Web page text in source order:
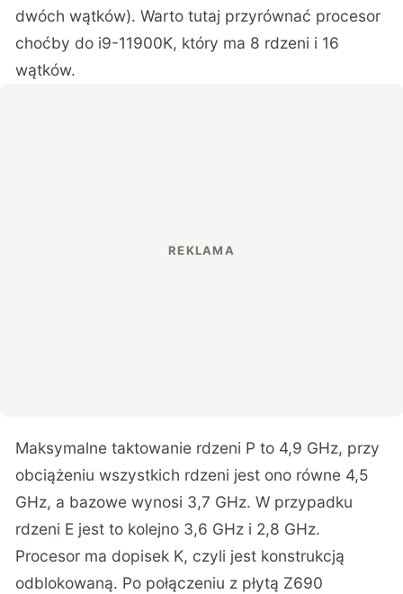
dwóch wątków). Warto tutaj przyrównać procesor
choćby do i9-11900K, który ma 8 rdzeni i 16
wątków.
Maksymalne taktowanie rdzeni P to 4,9 GHz, przy
obciążeniu wszystkich rdzeni jest ono równe 4,5
GHz, a bazowe wynosi 3,7 GHz. W przypadku
rdzeni E jest to kolejno 3,6 GHz i 2,8 GHz.
Procesor ma dopisek K, czyli jest konstrukcją
odblokowaną. Po połączeniu z płytą Z690